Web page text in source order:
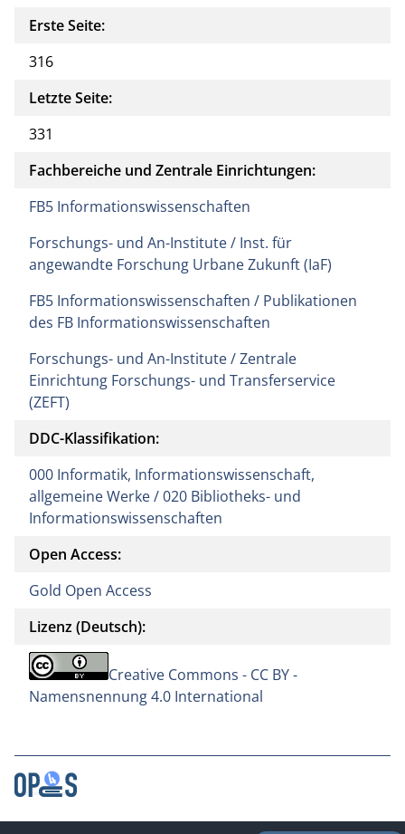
Erste Seite:
316
Letzte Seite:
331
Fachbereiche und Zentrale Einrichtungen:
FB5 Informationswissenschaften
Forschungs- und An-Institute / Inst. für
angewandte Forschung Urbane Zukunft (IaF)
FB5 Informationswissenschaften / Publikationen
des FB Informationswissenschaften
Forschungs- und An-Institute / Zentrale
Einrichtung Forschungs- und Transferservice
(ZEFT)
DDC-Klassifikation:
000 Informatik, Informationswissenschaft,
allgemeine Werke / 020 Bibliotheks- und
Informationswissenschaften
Open Access:
Gold Open Access
Lizenz (Deutsch):
Creative Commons - CC BY -
Namensnennung 4.0 International
Kontakt